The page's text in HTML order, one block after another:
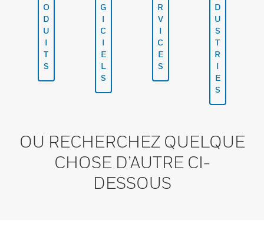
O
D
U
I
T
S
G
I
C
I
E
L
S
R
V
I
C
E
S
D
U
S
T
R
I
E
S
OU RECHERCHEZ QUELQUE
CHOSE D’AUTRE CI-
DESSOUS